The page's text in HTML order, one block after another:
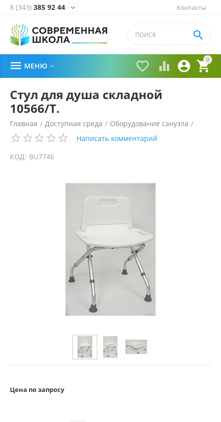
Контакты
8 (343) 385 92 44 
0


 

 МЕНЮ 
Стул для душа складной
10566/T.
Главная / Доступная среда / Оборудование санузла /
Написать комментарий
КОД: BU7746
Цена по запросу